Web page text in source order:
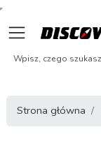
Strona główna